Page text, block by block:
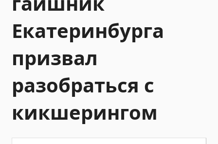
Екатеринбурга
призвал
разобраться с
кикшерингом